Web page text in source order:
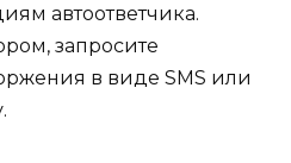
автоответчика.
запросите
в виде SMS или